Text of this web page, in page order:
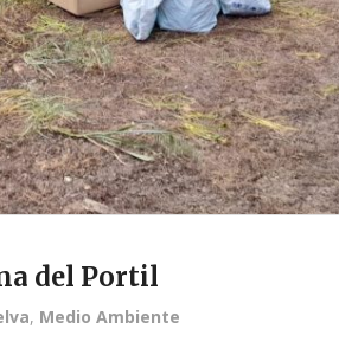
del Portil
, Medio Ambiente